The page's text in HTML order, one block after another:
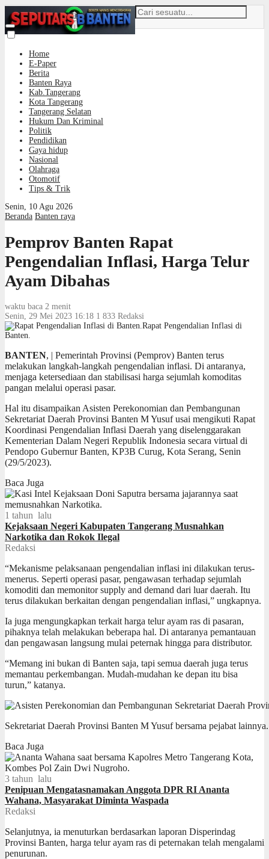
Home
E-Paper
Berita
Banten Raya
Kab.Tangerang
Kota Tangerang
Tangerang Selatan
Hukum Dan Kriminal
Politik
Pendidikan
Gaya hidup
Nasional
Olahraga
Otomotif
Tips & Trik
Senin, 10 Agu 2026
Beranda Banten raya
Pemprov Banten Rapat
Pengendalian Inflasi, Harga Telur
Ayam Dibahas
waktu baca 2 menit
Senin, 29 Mei 2023 16:18 1 833 Redaksi
Rapat Pengendalian Inflasi di
Banten.
BANTEN, | Pemerintah Provinsi (Pemprov) Banten terus
melakukan langkah-langkah pengendalian inflasi. Di antaranya,
menjaga ketersediaan dan stabilisasi harga sejumlah komoditas
pangan melalui operasi pasar.
Hal itu disampaikan Asisten Perekonomian dan Pembangunan
Sekretariat Daerah Provinsi Banten M Yusuf usai mengikuti Rapat
Koordinasi Pengendalian Inflasi Daerah yang diselenggarakan
Kementerian Dalam Negeri Republik Indonesia secara virtual di
Pendopo Gubernur Banten, KP3B Curug, Kota Serang, Senin
(29/5/2023).
Baca Juga
1 tahun lalu
Kejaksaan Negeri Kabupaten Tangerang Musnahkan
Narkotika dan Rokok Ilegal
Redaksi
“Mekanisme pelaksanaan pengendalian inflasi ini dilakukan terus-
menerus. Seperti operasi pasar, pengawasan terhadap sejumlah
komoditi dan memonitor supply and demand dari luar daerah. Itu
terus dilakukan berkaitan dengan pengendalian inflasi,” ungkapnya.
Ia juga mengungkapkan terkait harga telur ayam ras di pasaran,
pihaknya telah melakukan beberapa hal. Di antaranya pemantauan
dan pengawasan langsung mulai peternak hingga para distributor.
“Memang ini bukan di Banten saja, tapi semua daerah juga terus
memantau perkembangan. Mudah-mudahan ke depan itu bisa
turun,” katanya.
Sekretariat Daerah Provinsi Banten M Yusuf bersama pejabat lainnya.
Baca Juga
3 tahun lalu
Penipuan Mengatasnamakan Anggota DPR RI Ananta
Wahana, Masyarakat Diminta Waspada
Redaksi
Selanjutnya, ia menuturkan berdasarkan laporan Disperindag
Provinsi Banten, harga telur ayam ras di peternakan telah mengalami
penurunan.